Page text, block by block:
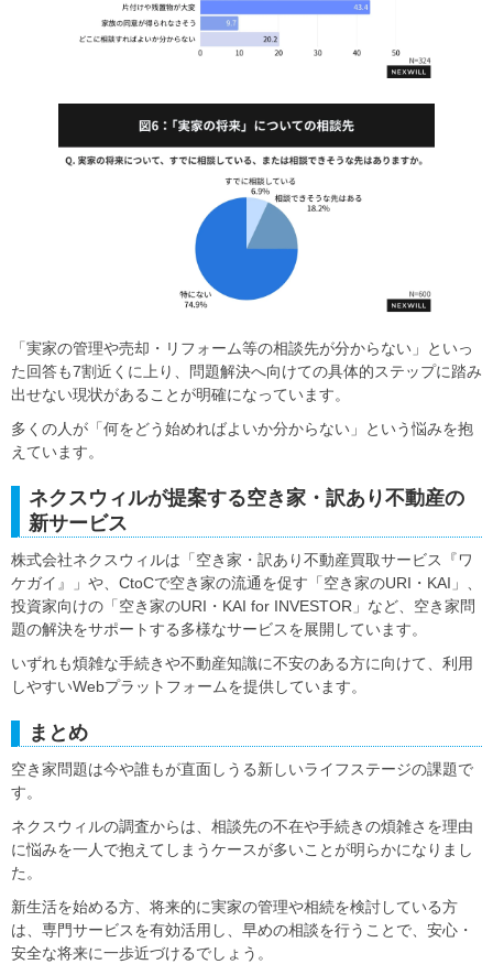
「実家の管理や売却・リフォーム等の相談先が分からない」といっ
た回答も7割近くに上り、問題解決へ向けての具体的ステップに踏み
出せない現状があることが明確になっています。
多くの人が「何をどう始めればよいか分からない」という悩みを抱
えています。
ネクスウィルが提案する空き家・訳あり不動産の
新サービス
株式会社ネクスウィルは「空き家・訳あり不動産買取サービス『ワ
ケガイ』」や、CtoCで空き家の流通を促す「空き家のURI・KAI」、
投資家向けの「空き家のURI・KAI for INVESTOR」など、空き家問
題の解決をサポートする多様なサービスを展開しています。
いずれも煩雑な手続きや不動産知識に不安のある方に向けて、利用
しやすいWebプラットフォームを提供しています。
まとめ
空き家問題は今や誰もが直面しうる新しいライフステージの課題で
す。
ネクスウィルの調査からは、相談先の不在や手続きの煩雑さを理由
に悩みを一人で抱えてしまうケースが多いことが明らかになりまし
た。
新生活を始める方、将来的に実家の管理や相続を検討している方
は、専門サービスを有効活用し、早めの相談を行うことで、安心・
安全な将来に一歩近づけるでしょう。